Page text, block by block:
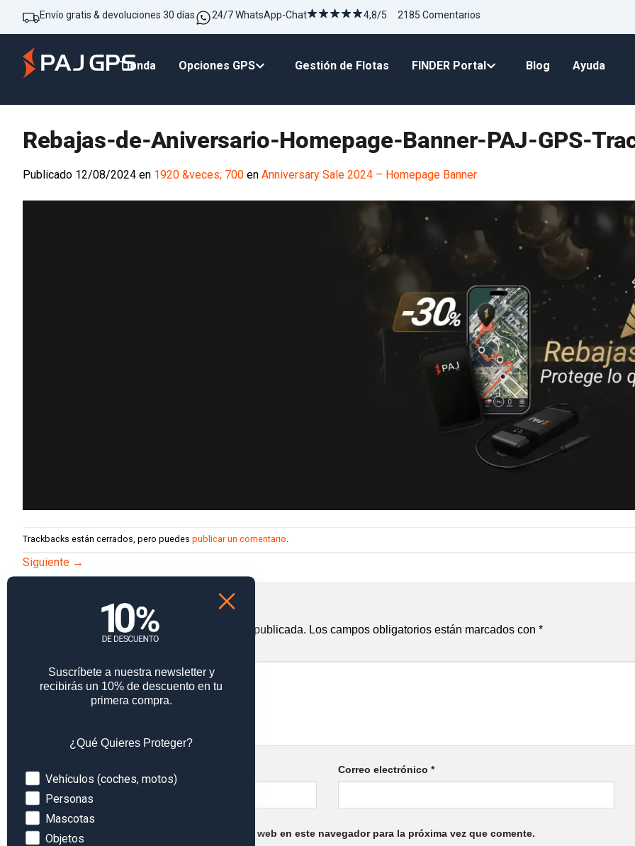
Envío gratis & devoluciones 30 días 24/7 WhatsApp-Chat 4,8/5 2185 Comentarios
Tienda Opciones GPS Gestión de Flotas FINDER Portal Blog Ayuda
Rebajas-de-Aniversario-Homepage-Banner-PAJ-GPS-
Publicado 12/08/2024 en 1920 &veces; 700 en Anniversary Sale 2024 – Homepage Banner
Trackbacks están cerrados, pero puedes publicar un comentario.
Siguiente →
Deja una respuesta
Tu dirección de correo electrónico no será publicada. Los campos obligatorios están marcados con *
Correo electrónico *
Guarda mi nombre, correo electrónico y web en este navegador para la próxima vez que comente.
Suscríbete a nuestra newsletter y
recibirás un 10% de descuento en tu
primera compra.
¿Qué Quieres Proteger?
Devices
Vehículos (coches, motos)
Personas
Mascotas
Objetos